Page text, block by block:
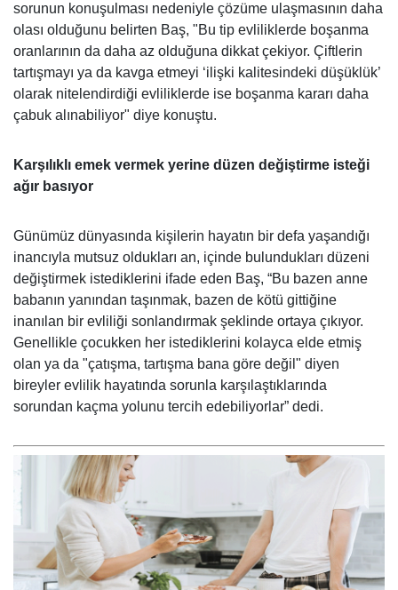
sorunun konuşulması nedeniyle çözüme ulaşmasının daha
olası olduğunu belirten Baş, "Bu tip evliliklerde boşanma
oranlarının da daha az olduğuna dikkat çekiyor. Çiftlerin
tartışmayı ya da kavga etmeyi ‘ilişki kalitesindeki düşüklük’
olarak nitelendirdiği evliliklerde ise boşanma kararı daha
çabuk alınabiliyor" diye konuştu.
Karşılıklı emek vermek yerine düzen değiştirme isteği
ağır basıyor
Günümüz dünyasında kişilerin hayatın bir defa yaşandığı
inancıyla mutsuz oldukları an, içinde bulundukları düzeni
değiştirmek istediklerini ifade eden Baş, “Bu bazen anne
babanın yanından taşınmak, bazen de kötü gittiğine
inanılan bir evliliği sonlandırmak şeklinde ortaya çıkıyor.
Genellikle çocukken her istediklerini kolayca elde etmiş
olan ya da "çatışma, tartışma bana göre değil" diyen
bireyler evlilik hayatında sorunla karşılaştıklarında
sorundan kaçma yolunu tercih edebiliyorlar” dedi.